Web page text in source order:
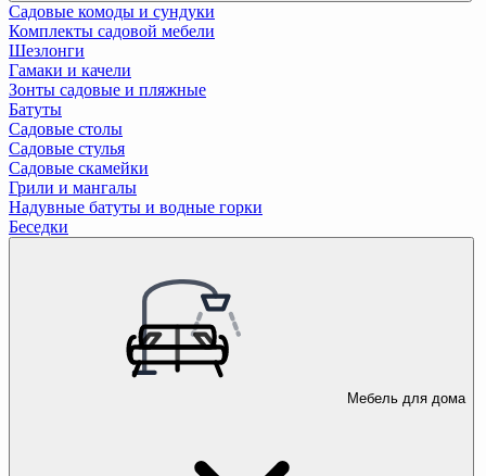
Садовые комоды и сундуки
Комплекты садовой мебели
Шезлонги
Гамаки и качели
Зонты садовые и пляжные
Батуты
Садовые столы
Садовые стулья
Садовые скамейки
Грили и мангалы
Надувные батуты и водные горки
Беседки
Мебель для дома